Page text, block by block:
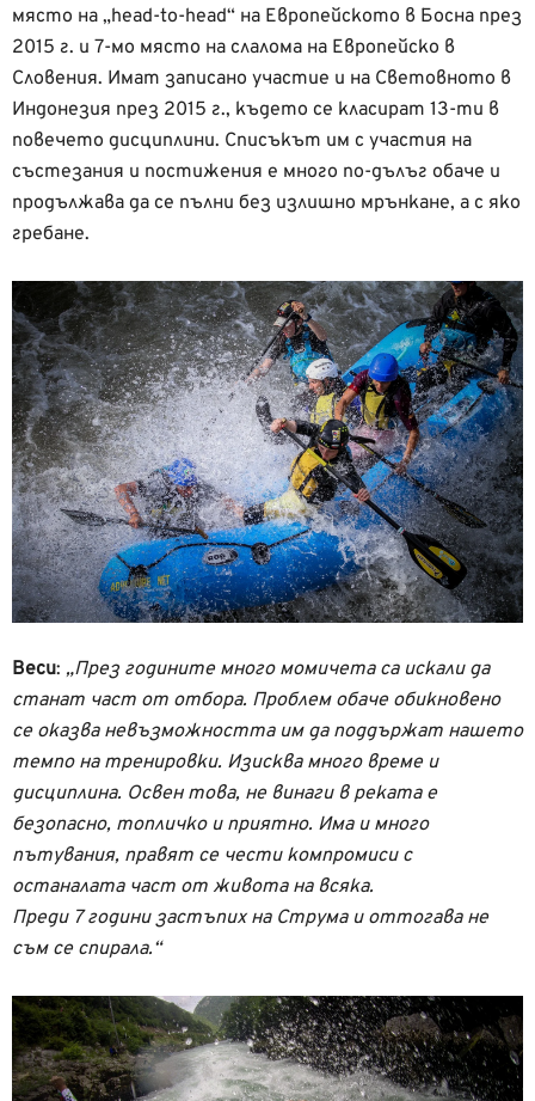
място на „head-to-head“ на Европейското в Босна през
2015 г. и 7-мо място на слалома на Европейско в
Словения. Имат записано участие и на Световното в
Индонезия през 2015 г., където се класират 13-ти в
повечето дисциплини. Списъкът им с участия на
състезания и постижения е много по-дълъг обаче и
продължава да се пълни без излишно мрънкане, а с яко
гребане.
Веси: „През годините много момичета са искали да
станат част от отбора. Проблем обаче обикновено
се оказва невъзможността им да поддържат нашето
темпо на тренировки. Изисква много време и
дисциплина. Освен това, не винаги в реката е
безопасно, топличко и приятно. Има и много
пътувания, правят се чести компромиси с
останалата част от живота на всяка.
Преди 7 години застъпих на Струма и оттогава не
съм се спирала.“